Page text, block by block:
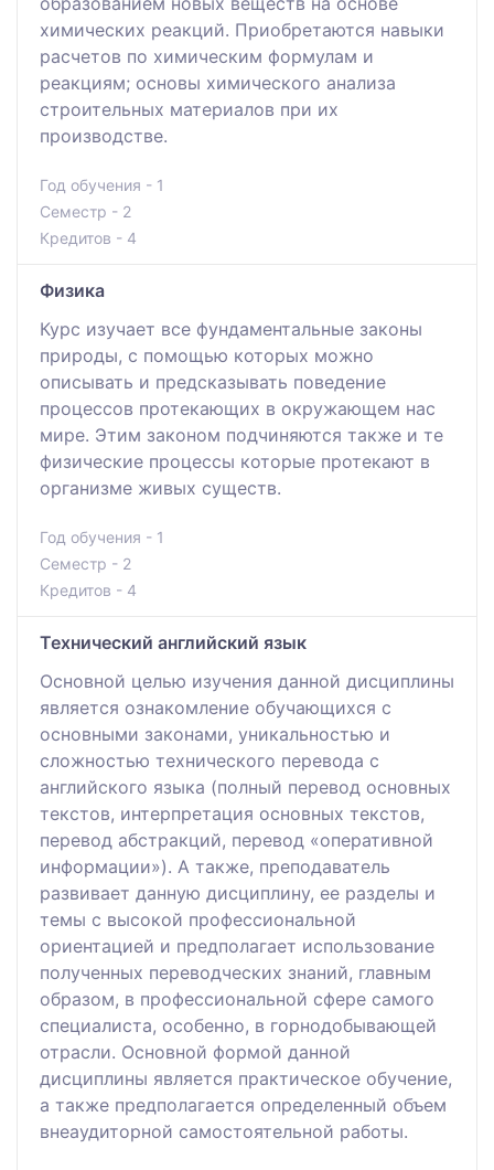
химических реакций. Приобретаются навыки
расчетов по химическим формулам и
реакциям; основы химического анализа
строительных материалов при их
производстве.
Год обучения - 1
Семестр - 2
Кредитов - 4
Физика
Курс изучает все фундаментальные законы
природы, с помощью которых можно
описывать и предсказывать поведение
процессов протекающих в окружающем нас
мире. Этим законом подчиняются также и те
физические процессы которые протекают в
организме живых существ.
Год обучения - 1
Семестр - 2
Кредитов - 4
Технический английский язык
Основной целью изучения данной дисциплины
является ознакомление обучающихся с
основными законами, уникальностью и
сложностью технического перевода с
английского языка (полный перевод основных
текстов, интерпретация основных текстов,
перевод абстракций, перевод «оперативной
информации»). А также, преподаватель
развивает данную дисциплину, ее разделы и
темы с высокой профессиональной
ориентацией и предполагает использование
полученных переводческих знаний, главным
образом, в профессиональной сфере самого
специалиста, особенно, в горнодобывающей
отрасли. Основной формой данной
дисциплины является практическое обучение,
а также предполагается определенный объем
внеаудиторной самостоятельной работы.